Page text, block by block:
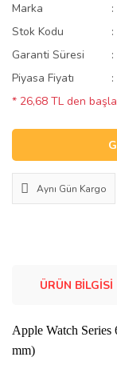
Marka
Stok Kodu
Garanti Süresi
Piyasa Fiyatı
* 26,68 TL den
Aynı Gün Kargo
ÜRÜN BILGISI
Apple Watch
mm)